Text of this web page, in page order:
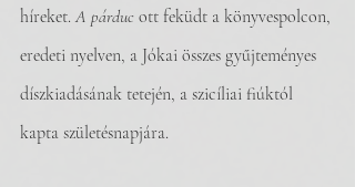
híreket. A párduc ott feküdt a könyvespolcon,
eredeti nyelven, a Jókai összes gyűjteményes
díszkiadásának tetején, a szicíliai fiúktól
kapta születésnapjára.